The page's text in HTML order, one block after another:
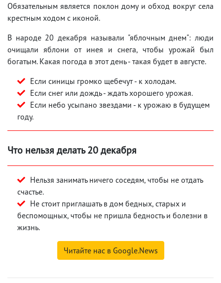
Обязательным является поклон дому и обход вокруг села
крестным ходом с иконой.
В народе 20 декабря называли "яблочным днем": люди
очищали яблони от инея и снега, чтобы урожай был
богатым. Какая погода в этот день - такая будет в августе.
Если синицы громко щебечут - к холодам.
Если снег или дождь - ждать хорошего урожая.
Если небо усыпано звездами - к урожаю в будущем
году.
Что нельзя делать 20 декабря
Нельзя занимать ничего соседям, чтобы не отдать
счастье.
Не стоит приглашать в дом бедных, старых и
беспомощных, чтобы не пришла бедность и болезни в
жизнь.
Читайте нас в Google.News